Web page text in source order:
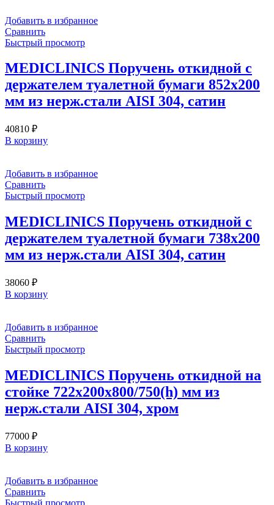
Добавить в избранное
Сравнить
Быстрый просмотр
MEDICLINICS Поручень откидной с
держателем туалетной бумаги 852х200
мм из нерж.стали AISI 304, сатин
40810 ₽
В корзину
Добавить в избранное
Сравнить
Быстрый просмотр
MEDICLINICS Поручень откидной с
держателем туалетной бумаги 738х200
мм из нерж.стали AISI 304, сатин
38060 ₽
В корзину
Добавить в избранное
Сравнить
Быстрый просмотр
MEDICLINICS Поручень откидной на
стойке 722х200х800/750(h) мм из
нерж.стали AISI 304, хром
77000 ₽
В корзину
Добавить в избранное
Сравнить
Быстрый просмотр